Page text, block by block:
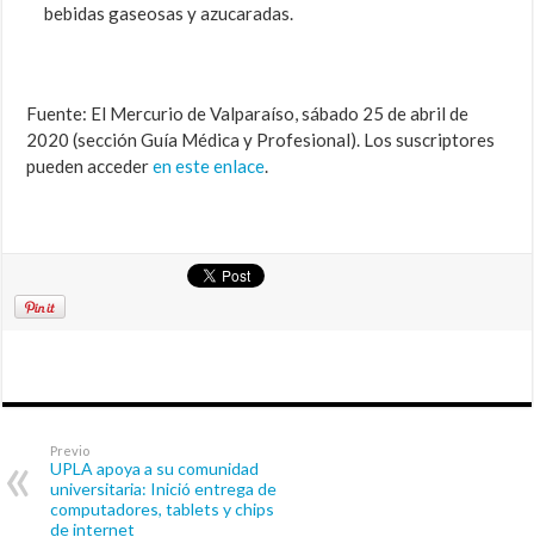
bebidas gaseosas y azucaradas.
Fuente: El Mercurio de Valparaíso, sábado 25 de abril de
2020 (sección Guía Médica y Profesional). Los suscriptores
pueden accederen este enlace.
Previo
UPLA apoya a su comunidad
universitaria: Inició entrega de
computadores, tablets y chips
de internet